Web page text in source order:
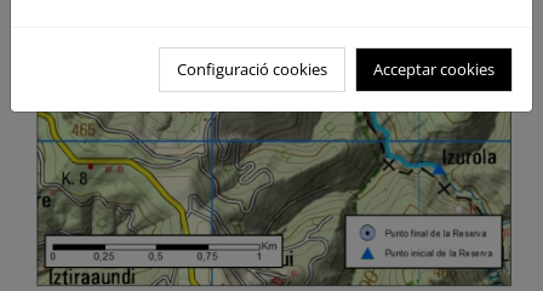
Configuració cookies Acceptar cookies